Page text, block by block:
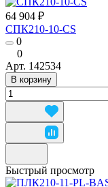
64 904 ₽
СПК210-10-CS
0
0
Арт. 142534
В корзину
Быстрый просмотр